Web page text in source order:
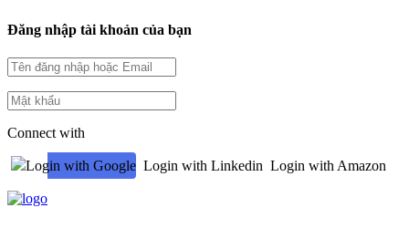
Đăng nhập tài khoản của bạn
Connect with
Login with Google Login with Linkedin Login with Amazon